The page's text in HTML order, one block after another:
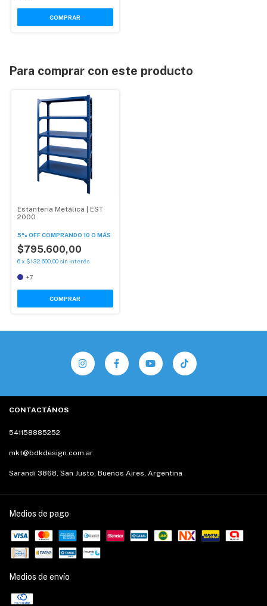
COMPRAR
Para comprar con este producto
Estanteria Metálica | EST
2000
5% OFFCOMPRANDO 10 O MÁS
$795.600,00
6x $132.600,00 sin interés
+7
COMPRAR
CONTACTÁNOS
541158885252
mkt@bdkdesign.com.ar
Sarandí 3868, San Justo, Buenos Aires, Argentina
Medios de pago
Medios de envío